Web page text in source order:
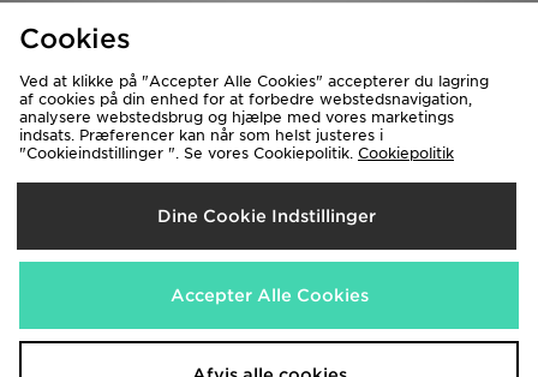
Forsendelse Til
Danmark
Vi accepterer de følgende betalingsmetoder
Besøg vores samarbejdspartneres websites
Cookies
Ved at klikke på "Accepter Alle Cookies" accepterer du lagring
af cookies på din enhed for at forbedre webstedsnavigation,
analysere webstedsbrug og hjælpe med vores marketings
indsats. Præferencer kan når som helst justeres i
"Cookieindstillinger ". Se vores Cookiepolitik. Cookiepolitik
Dine Cookie Indstillinger
Accepter Alle Cookies